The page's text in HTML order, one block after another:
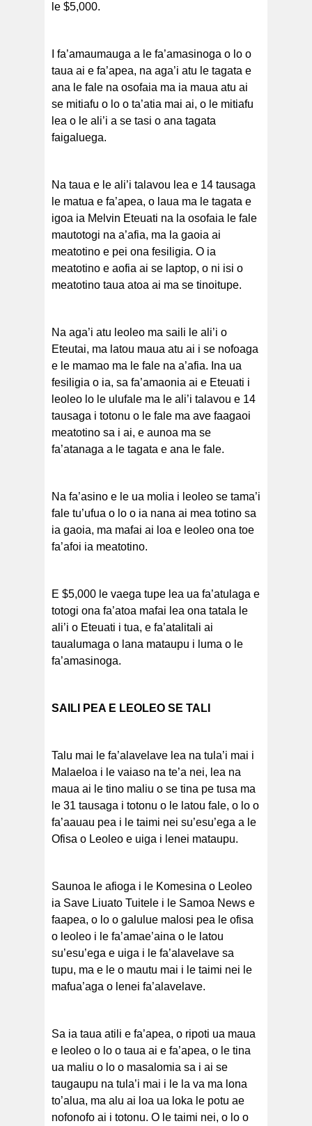
le $5,000.
I fa’amaumauga a le fa’amasinoga o lo o
taua ai e fa’apea, na aga’i atu le tagata e
ana le fale na osofaia ma ia maua atu ai
se mitiafu o lo o ta’atia mai ai, o le mitiafu
lea o le ali’i a se tasi o ana tagata
faigaluega.
Na taua e le ali’i talavou lea e 14 tausaga
le matua e fa’apea, o laua ma le tagata e
igoa ia Melvin Eteuati na la osofaia le fale
mautotogi na a’afia, ma la gaoia ai
meatotino e pei ona fesiligia. O ia
meatotino e aofia ai se laptop, o ni isi o
meatotino taua atoa ai ma se tinoitupe.
Na aga’i atu leoleo ma saili le ali’i o
Eteutai, ma latou maua atu ai i se nofoaga
e le mamao ma le fale na a’afia. Ina ua
fesiligia o ia, sa fa’amaonia ai e Eteuati i
leoleo lo le ulufale ma le ali’i talavou e 14
tausaga i totonu o le fale ma ave faagaoi
meatotino sa i ai, e aunoa ma se
fa’atanaga a le tagata e ana le fale.
Na fa’asino e le ua molia i leoleo se tama’i
fale tu’ufua o lo o ia nana ai mea totino sa
ia gaoia, ma mafai ai loa e leoleo ona toe
fa’afoi ia meatotino.
E $5,000 le vaega tupe lea ua fa’atulaga e
totogi ona fa’atoa mafai lea ona tatala le
ali’i o Eteuati i tua, e fa’atalitali ai
taualumaga o lana mataupu i luma o le
fa’amasinoga.
SAILI PEA E LEOLEO SE TALI
Talu mai le fa’alavelave lea na tula’i mai i
Malaeloa i le vaiaso na te’a nei, lea na
maua ai le tino maliu o se tina pe tusa ma
le 31 tausaga i totonu o le latou fale, o lo o
fa’aauau pea i le taimi nei su’esu’ega a le
Ofisa o Leoleo e uiga i lenei mataupu.
Saunoa le afioga i le Komesina o Leoleo
ia Save Liuato Tuitele i le Samoa News e
faapea, o lo o galulue malosi pea le ofisa
o leoleo i le fa’amae’aina o le latou
su’esu’ega e uiga i le fa’alavelave sa
tupu, ma e le o mautu mai i le taimi nei le
mafua’aga o lenei fa’alavelave.
Sa ia taua atili e fa’apea, o ripoti ua maua
e leoleo o lo o taua ai e fa’apea, o le tina
ua maliu o lo o masalomia sa i ai se
taugaupu na tula’i mai i le la va ma lona
to’alua, ma alu ai loa ua loka le potu ae
nofonofo ai i totonu. O le taimi nei, o lo o